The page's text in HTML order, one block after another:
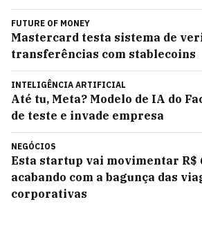
FUTURE OF MONEY
Mastercard testa sistema de
transferências com stablecoins
INTELIGÊNCIA ARTIFICIAL
Até tu, Meta? Modelo de IA do
de teste e invade empresa
NEGÓCIOS
Esta startup vai movimentar R$
acabando com a bagunça das
corporativas